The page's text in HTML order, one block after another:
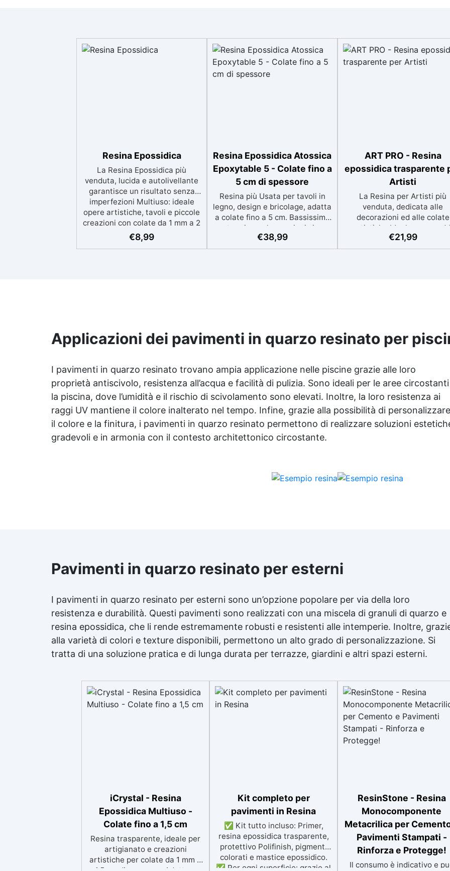
Resina Epossidica
La Resina Epossidica più
venduta, lucida e autolivellante
garantisce un risultato senza
imperfezioni Multiuso: ideale
opere artistiche, tavoli e piccole
creazioni con colate da 1 mm a 2
cm Resistente ai graffi e ai raggi
UV, garantendo opere durature,
€8,99
Resina Epossidica Atossica
Epoxytable 5 - Colate fino a
5 cm di spessore
Resina più Usata per tavoli in
legno, design e bricolage, adatta
a colate fino a 5 cm. Bassissima
esotermia per lavorazioni sicure
e senza surriscaldamenti.
Resistente a graffi e
€38,99
ART PRO - Resina
epossidica trasparente
Artisti
La Resina per Artisti più
venduta, dedicata alle
decorazioni ed alle colate
artistiche Ideale per
rivestimenti, vassoi e
piccole creazioni
e brillante
€21,99
Applicazioni dei pavimenti in quarzo resinato per
I pavimenti in quarzo resinato trovano ampia applicazione nelle piscine grazie alle loro
proprietà antiscivolo, resistenza all’acqua e facilità di pulizia. Sono ideali per le aree circostanti
la piscina, dove l’umidità e il rischio di scivolamento sono elevati. Inoltre, la loro resistenza ai
raggi UV mantiene il colore inalterato nel tempo. Infine, grazie alla possibilità di personalizzare
il colore e la finitura, i pavimenti in quarzo resinato permettono di realizzare soluzioni
gradevoli e in armonia con il contesto architettonico circostante.
Pavimenti in quarzo resinato per esterni
I pavimenti in quarzo resinato per esterni sono un’opzione popolare per via della loro
resistenza e durabilità. Questi pavimenti sono realizzati con una miscela di granuli di quarzo e
resina epossidica, che li rende estremamente robusti e resistenti alle intemperie. Inoltre,
alla varietà di colori e texture disponibili, permettono un alto grado di personalizzazione. Si
tratta di una soluzione pratica e di lunga durata per terrazze, giardini e altri spazi esterni.
iCrystal - Resina
Epossidica Multiuso -
Colate fino a 1,5 cm
Resina trasparente, ideale per
artigianato e creazioni
artistiche per colate da 1 mm a
Kit completo per
pavimenti in Resina
✅ Kit tutto incluso: Primer,
resina epossidica trasparente,
protettivo Polifinish, pigmenti
colorati e mastice epossidico.
✅ Per ogni superficie: grazie al
ResinStone - Resina
Monocomponente
Metacrilica per
Pavimenti Stampati -
Rinforza e Protegge!
Il consumo è indicativo e